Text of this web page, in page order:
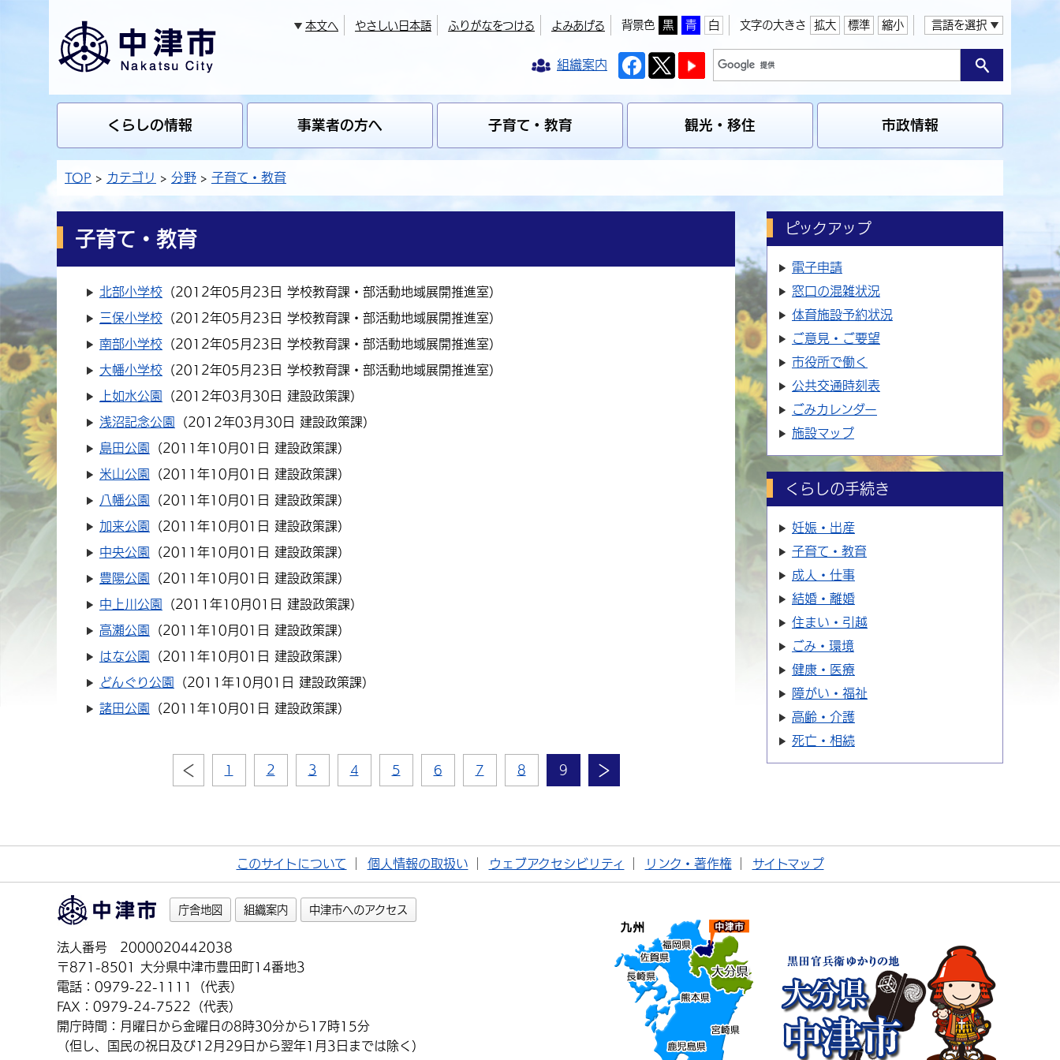
本文へ やさしい日本語 ふりがなをつける よみあげる 背景色 黒 青 白 文字の大きさ 拡大 標準 縮小 言語を選択
組織案内
くらしの情報 事業者の方へ 子育て・教育 観光・移住 市政情報
TOP カテゴリ 分野 子育て・教育
子育て・教育
北部小学校 （2012年05月23日 学校教育課・部活動地域展開推進室）
三保小学校 （2012年05月23日 学校教育課・部活動地域展開推進室）
南部小学校 （2012年05月23日 学校教育課・部活動地域展開推進室）
大幡小学校 （2012年05月23日 学校教育課・部活動地域展開推進室）
上如水公園 （2012年03月30日 建設政策課）
浅沼記念公園 （2012年03月30日 建設政策課）
島田公園 （2011年10月01日 建設政策課）
米山公園 （2011年10月01日 建設政策課）
八幡公園 （2011年10月01日 建設政策課）
加来公園 （2011年10月01日 建設政策課）
中央公園 （2011年10月01日 建設政策課）
豊陽公園 （2011年10月01日 建設政策課）
中上川公園 （2011年10月01日 建設政策課）
高瀬公園 （2011年10月01日 建設政策課）
はな公園 （2011年10月01日 建設政策課）
どんぐり公園 （2011年10月01日 建設政策課）
諸田公園 （2011年10月01日 建設政策課）
1 2 3 4 5 6 7 8 9
ピックアップ
電子申請
窓口の混雑状況
体育施設予約状況
ご意見・ご要望
市役所で働く
公共交通時刻表
ごみカレンダー
施設マップ
くらしの手続き
妊娠・出産
子育て・教育
成人・仕事
結婚・離婚
住まい・引越
ごみ・環境
健康・医療
障がい・福祉
高齢・介護
死亡・相続
このサイトについて 個人情報の取扱い ウェブアクセシビリティ リンク・著作権 サイトマップ
庁舎地図 組織案内 中津市へのアクセス
法人番号 2000020442038
〒871-8501 大分県中津市豊田町14番地3
電話：0979-22-1111（代表）
FAX：0979-24-7522（代表）
開庁時間：月曜日から金曜日の8時30分から17時15分
（但し、国民の祝日及び12月29日から翌年1月3日までは除く）